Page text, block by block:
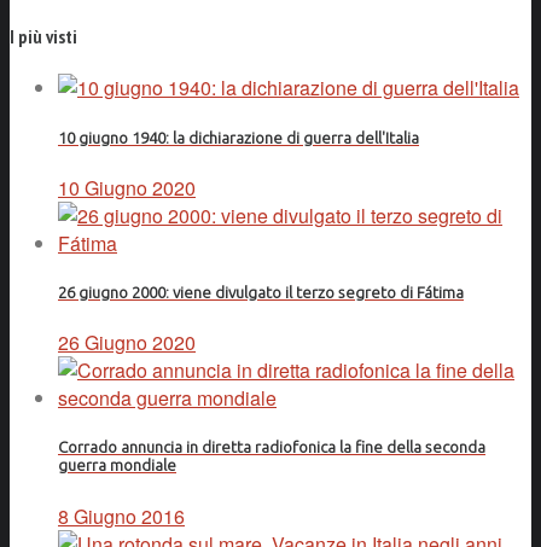
I più visti
10 giugno 1940: la dichiarazione di guerra dell'Italia
10 Giugno 2020
26 giugno 2000: viene divulgato il terzo segreto di Fátima
26 Giugno 2020
Corrado annuncia in diretta radiofonica la fine della seconda
guerra mondiale
8 Giugno 2016